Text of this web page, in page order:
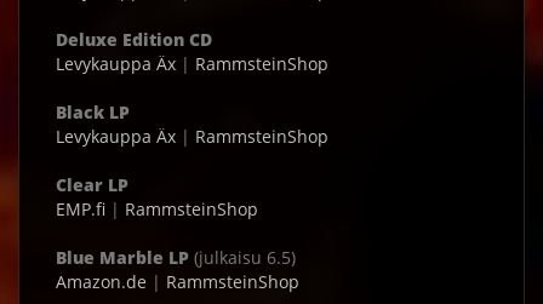
Deluxe Edition CD
Levykauppa Äx | RammsteinShop
Black LP
Levykauppa Äx | RammsteinShop
Clear LP
EMP.fi | RammsteinShop
Blue Marble LP (julkaisu 6.5)
Amazon.de | RammsteinShop